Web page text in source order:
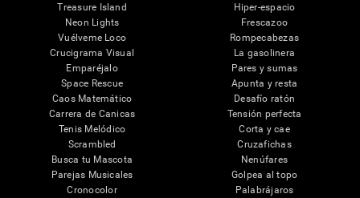
Treasure Island
Neon Lights
Vuélveme Loco
Crucigrama Visual
Emparéjalo
Space Rescue
Caos Matemático
Carrera de Canicas
Tenis Melódico
Scrambled
Busca tu Mascota
Parejas Musicales
Cronocolor
Hiper-espacio
Frescazoo
Rompecabezas
La gasolinera
Pares y sumas
Apunta y resta
Desafío ratón
Tensión perfecta
Corta y cae
Cruzafichas
Nenúfares
Golpea al topo
Palabrájaros